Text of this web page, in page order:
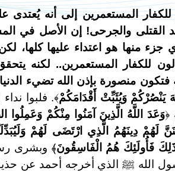
المستعمرين إلى أنه يُعتدى
القتلى والجرحى! إن الأصل في
جزء منها هو اعتداء عليها كلها،
للكفار المستعمرين.. لكنه
منصورة بإذن الله تضيء الدنيا
يَنْصُرْكُمْ وَيُثَبِّتْ أَقْدَامَكُمْ﴾. فلبوا
﴿وَعَدَ اللَّهُ الَّذِينَ آمَنُوا مِنْكُمْ
لَهُمْ دِينَهُمُ الَّذِي ارْتَضَى لَهُمْ
فَأُولَئِكَ هُمُ الْفَاسِقُونَ﴾ وبشرى
الله ﷺ الذي أخرجه أحمد عن